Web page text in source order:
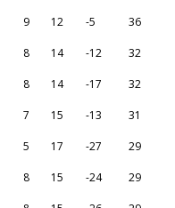
9 12 -5 36
8 14 -12 32
8 14 -17 32
7 15 -13 31
5 17 -27 29
8 15 -24 29